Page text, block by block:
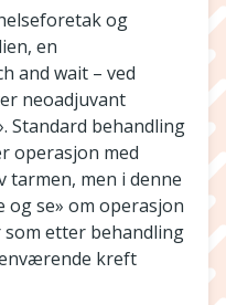
og
en
and wait – ved
neoadjuvant
Standard behandling
operasjon med
tarmen, men i denne
og se» om operasjon
etter behandling
kreft